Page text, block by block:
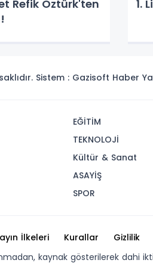
Refik Öztürk'ten
1.
Sistem : Gazisoft Haber
EĞİTİM
TEKNOLOJİ
Kültür & Sanat
ASAYİŞ
SPOR
İlkeleri Kurallar Gizlilik
kaynak gösterilerek dahi